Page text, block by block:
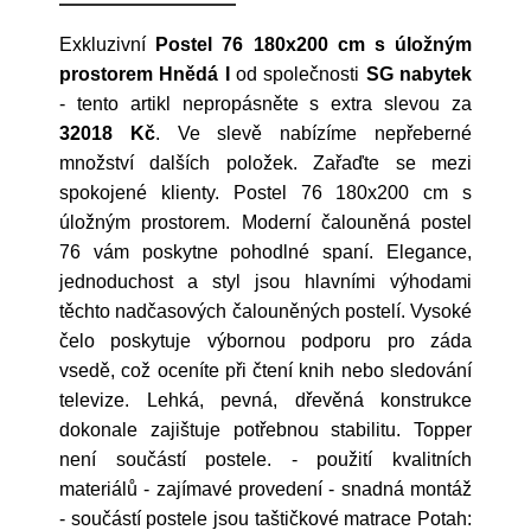
Exkluzivní
Postel 76 180x200 cm s úložným
prostorem Hnědá I
od společnosti SG nabytek
- tento artikl nepropásněte s extra slevou za
32018 Kč. Ve slevě nabízíme nepřeberné
množství dalších položek. Zařaďte se mezi
spokojené klienty. Postel 76 180x200 cm s
úložným prostorem. Moderní čalouněná postel
76 vám poskytne pohodlné spaní. Elegance,
jednoduchost a styl jsou hlavními výhodami
těchto nadčasových čalouněných postelí. Vysoké
čelo poskytuje výbornou podporu pro záda
vsedě, což oceníte při čtení knih nebo sledování
televize. Lehká, pevná, dřevěná konstrukce
dokonale zajištuje potřebnou stabilitu. Topper
není součástí postele. - použití kvalitních
materiálů - zajímavé provedení - snadná montáž
- součástí postele jsou taštičkové matrace Potah: